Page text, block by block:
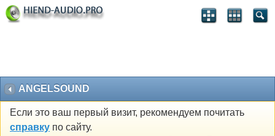
ANGELSOUND
Если это ваш первый визит, рекомендуем почитать
справку по сайту.